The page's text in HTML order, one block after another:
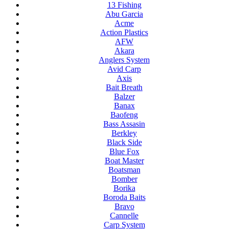
13 Fishing
Abu Garcia
Acme
Action Plastics
AFW
Akara
Anglers System
Avid Carp
Axis
Bait Breath
Balzer
Banax
Baofeng
Bass Assasin
Berkley
Black Side
Blue Fox
Boat Master
Boatsman
Bomber
Borika
Boroda Baits
Bravo
Cannelle
Carp System